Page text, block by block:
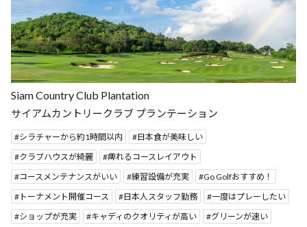
Siam Country Club Plantation
サイアムカントリークラブ プランテーション
シラチャーから約1時間以内
日本食が美味しい
クラブハウスが綺麗
痺れるコースレイアウト
コースメンテナンスがいい
練習設備が充実
Go Golfおすすめ！
トーナメント開催コース
日本人スタッフ勤務
一度はプレーしたい
ショップが充実
キャディのクオリティが高い
グリーンが速い